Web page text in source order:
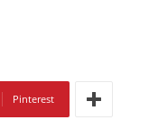
Pinterest